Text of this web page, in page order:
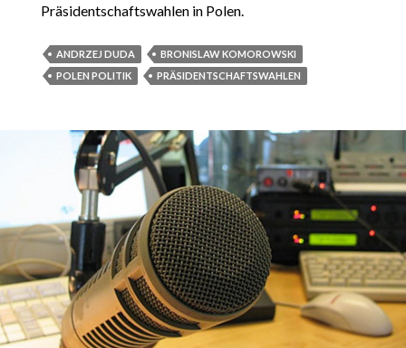
Präsidentschaftswahlen in Polen.
ANDRZEJ DUDA
BRONISLAW KOMOROWSKI
POLEN POLITIK
PRÄSIDENTSCHAFTSWAHLEN